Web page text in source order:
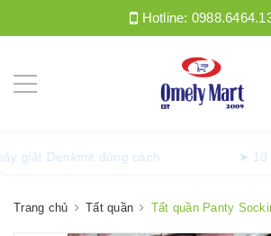
Hotline:
máy giặt Denkmit đúng cách
Trang chủ Tất quần Tất quần Panty